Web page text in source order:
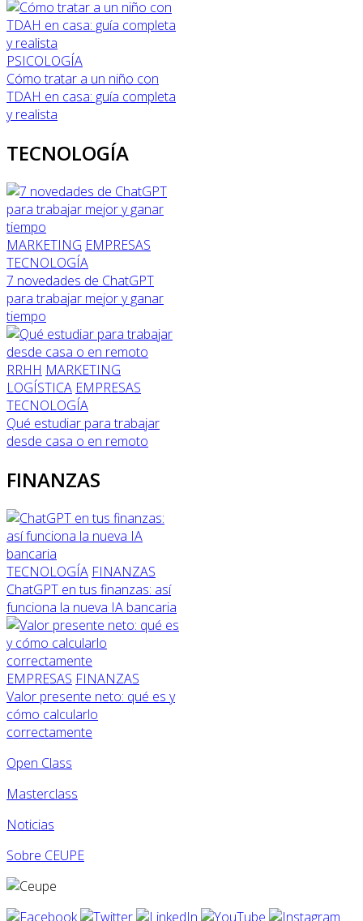
PSICOLOGÍA
Cómo tratar a un niño con
TDAH en casa: guía completa
y realista
TECNOLOGÍA
MARKETING EMPRESAS
TECNOLOGÍA
7 novedades de ChatGPT
para trabajar mejor y ganar
tiempo
RRHH MARKETING
LOGÍSTICA EMPRESAS
TECNOLOGÍA
Qué estudiar para trabajar
desde casa o en remoto
FINANZAS
TECNOLOGÍA FINANZAS
ChatGPT en tus finanzas: así
funciona la nueva IA bancaria
EMPRESAS FINANZAS
Valor presente neto: qué es y
cómo calcularlo
correctamente
Open Class
Masterclass
Noticias
Sobre CEUPE